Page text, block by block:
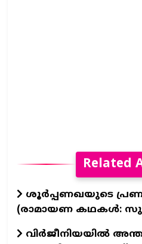
Related
ശൂർപ്പണഖയുടെ
(രാമായണ കഥകൾ:
വിര്‍ജീനിയയില്‍